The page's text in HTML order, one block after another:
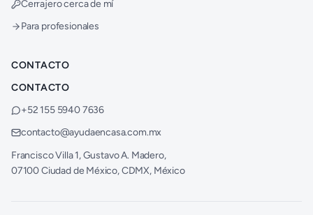
Cerrajero cerca de mí
Para profesionales
CONTACTO
CONTACTO
+52 155 5940 7636
contacto@ayudaencasa.com.mx
Francisco Villa 1, Gustavo A. Madero,
07100 Ciudad de México, CDMX, México